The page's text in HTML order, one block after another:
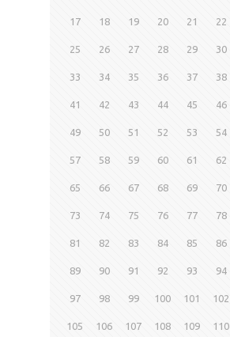
17 18 19 20 21 22
25 26 27 28 29 30
33 34 35 36 37 38
41 42 43 44 45 46
49 50 51 52 53 54
57 58 59 60 61 62
65 66 67 68 69 70
73 74 75 76 77 78
81 82 83 84 85 86
89 90 91 92 93 94
97 98 99 100 101 102
105 106 107 108 109 110